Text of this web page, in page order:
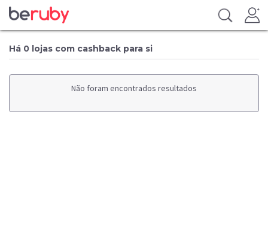
Há 0 lojas com cashback para si
Não foram encontrados resultados